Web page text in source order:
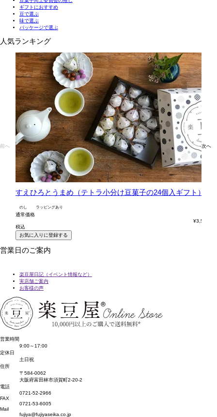
ギフトにおすすめ
豆で選ぶ
味で選ぶ
パッケージで選ぶ
人気ランキング
前へ
すえひろとうまめ（テトラ小分け豆菓子の24個入ギフト）
のし ラッピングあり
通常価格
¥3,564
税込
お気に入りに登録する
次へ
営業日のご案内
楽豆屋日記（イベント情報など）
実店舗ご案内
お客様の声
営業時間
9:00～17:00
定休日
土日祝
住所
〒584-0062
大阪府富田林市須賀町2-20-2
電話
0721-52-2966
FAX
0721-53-6005
Mail
fujiya@fujiyaseika.co.jp